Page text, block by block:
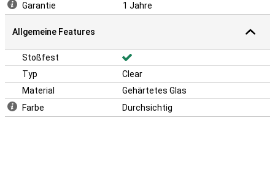
Garantie 1 Jahre
Allgemeine Features
Stoßfest
Typ
Clear
Material
Gehärtetes Glas
Farbe
Durchsichtig